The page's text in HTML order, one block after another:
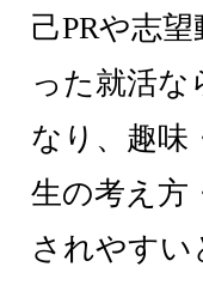
己PRや志
った就活な
なり、趣味
生の考え方
されやすい